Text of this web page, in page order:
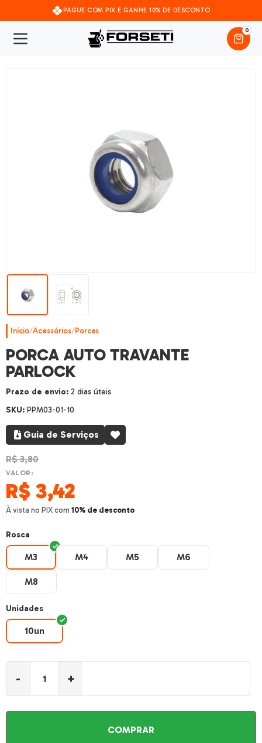
PAGUE COM PIX E GANHE 10% DE DESCONTO
0
Início/Acessórios/Porcas
PORCA AUTO TRAVANTE
PARLOCK
Prazo de envio: 2 dias úteis
SKU: PPM03-01-10
Guia de Serviços
R$3,80
VALOR:
R$ 3,42
À vista no PIX com 10% de desconto
Rosca
M3 M4 M5 M6
M8
Unidades
10un
- +
COMPRAR